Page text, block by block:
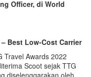
Officer, di World
Best Low-Cost Carrier
Travel Awards 2022
Scoot sejak TTG
diselenggarakan oleh